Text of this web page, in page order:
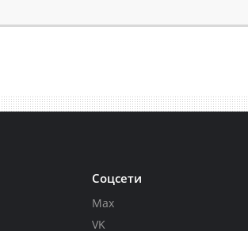
Соцсети
Max
VK